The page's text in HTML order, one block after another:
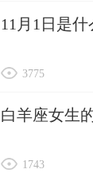
11月1日是什
3775
白羊座女生
1743